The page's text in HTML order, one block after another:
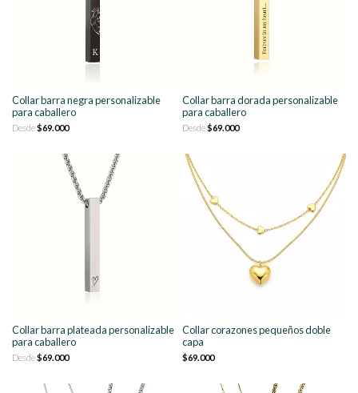
Collar barra negra personalizable
para caballero
Desde$69.000
Collar barra dorada personalizable
para caballero
Desde$69.000
Collar barra plateada personalizable
para caballero
Desde$69.000
Collar corazones pequeños doble
capa
$69.000